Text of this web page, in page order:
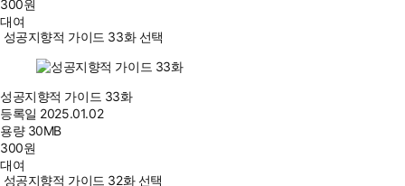
300원
대여
성공지향적 가이드 33화 선택
성공지향적 가이드 33화
등록일 2025.01.02
용량 30MB
300원
대여
성공지향적 가이드 32화 선택